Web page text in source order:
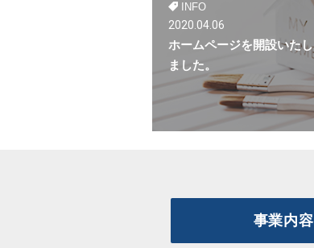
INFO
2020.04.06
ホームページを開設いたし
ました。
事業内容